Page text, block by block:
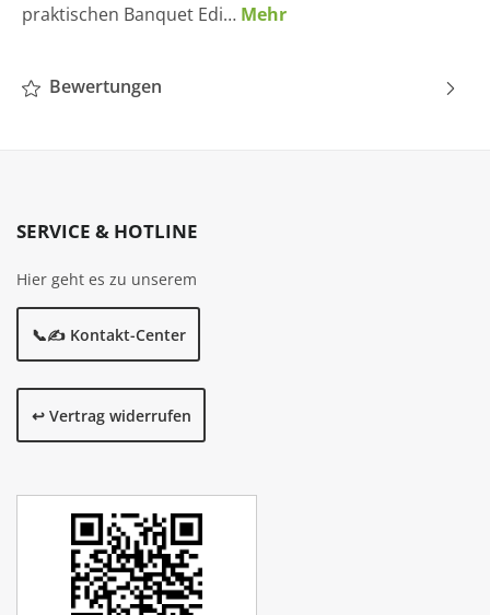
praktischen Banquet Edi… Mehr
Bewertungen
SERVICE & HOTLINE
Hier geht es zu unserem
📞✍️ Kontakt-Center
↩️ Vertrag widerrufen